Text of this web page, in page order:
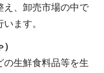
え、卸売市場の中で
ます。
の生鮮食料品等を生